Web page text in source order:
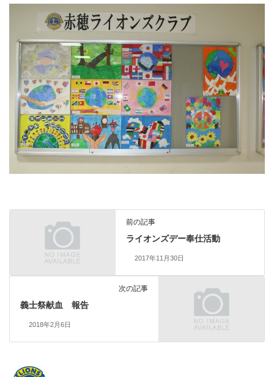
前の記事
ライオンズデー奉仕活動
2017年11月30日
次の記事
義士祭献血 報告
2018年2月6日